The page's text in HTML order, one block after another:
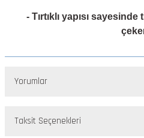
- Tırtıklı yapısı
Yorumlar
Taksit Seçenekleri